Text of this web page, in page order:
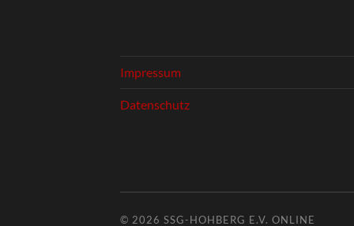
Impressum
Datenschutz
© 2026 SSG-HOHBERG E.V. ONLINE